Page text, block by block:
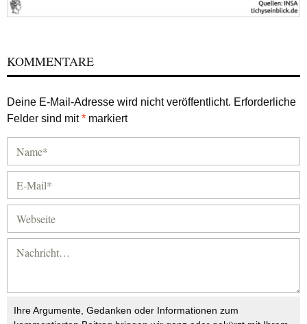
KOMMENTARE
Deine E-Mail-Adresse wird nicht veröffentlicht. Erforderliche
Felder sind mit* markiert
Ihre Argumente, Gedanken oder Informationen zum